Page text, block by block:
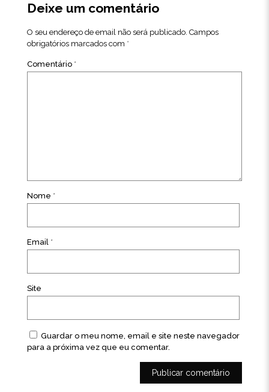
Deixe um comentário
O seu endereço de email não será publicado. Campos
obrigatórios marcados com *
Comentário *
Nome *
Email *
Site
Guardar o meu nome, email e site neste navegador
para a próxima vez que eu comentar.